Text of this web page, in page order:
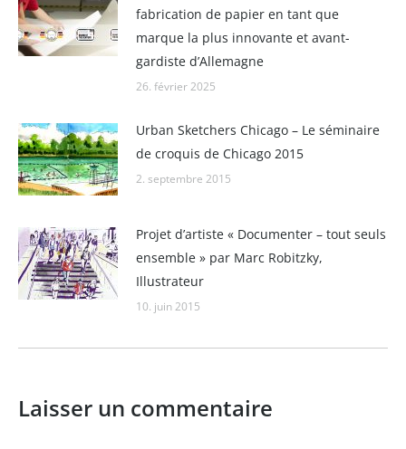
fabrication de papier en tant que
marque la plus innovante et avant-
gardiste d’Allemagne
26. février 2025
Urban Sketchers Chicago – Le séminaire
de croquis de Chicago 2015
2. septembre 2015
Projet d’artiste « Documenter – tout seuls
ensemble » par Marc Robitzky,
Illustrateur
10. juin 2015
Laisser un commentaire